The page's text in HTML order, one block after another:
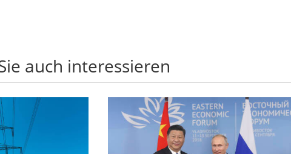
auch interessieren